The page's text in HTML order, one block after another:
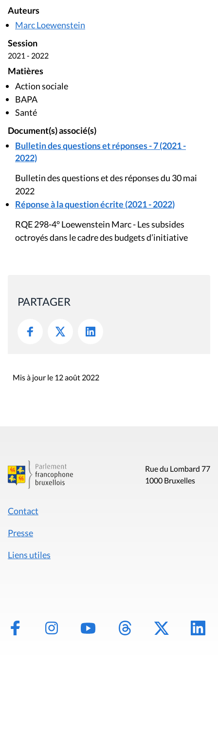
Auteurs
Marc Loewenstein
Session
2021 - 2022
Matières
Action sociale
BAPA
Santé
Document(s) associé(s)
Bulletin des questions et réponses - 7 (2021 -
2022)
Bulletin des questions et des réponses du 30 mai
2022
Réponse à la question écrite (2021 - 2022)
RQE 298-4° Loewenstein Marc - Les subsides
octroyés dans le cadre des budgets d’initiative
PARTAGER
Mis à jour le 12 août 2022
Rue du Lombard 77
1000 Bruxelles
Contact
Presse
Liens utiles